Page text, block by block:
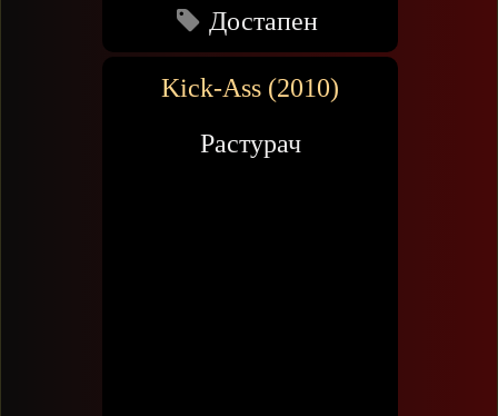
Достапен
Kick-Ass (2010)
Растурач